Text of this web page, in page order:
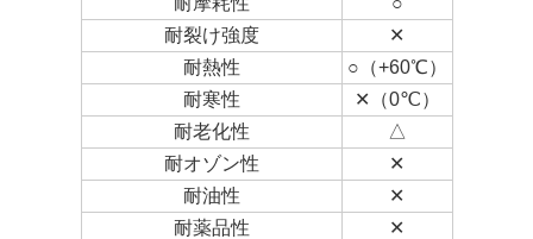
耐裂け強度
✕
耐熱性
○（+60℃）
耐寒性
✕（0℃）
耐老化性
△
耐オゾン性
✕
耐油性
✕
耐薬品性
✕